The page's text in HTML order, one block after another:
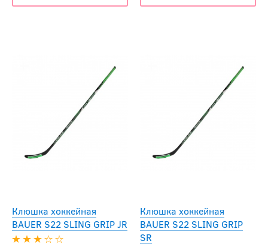
Клюшка хоккейная
BAUER S22 SLING GRIP JR
Клюшка хоккейная
BAUER S22 SLING GRIP
SR